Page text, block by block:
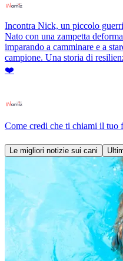
Incontra Nick, un piccolo
Nato con una zampetta
imparando a camminare e a
campione. Una storia di
❤️
Come credi che ti chiami il
Le migliori notizie sui cani